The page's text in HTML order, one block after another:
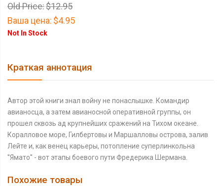
Old Price:$12.95
Ваша цена: $4.95
Not In Stock
Краткая аннотация
Автор этой книги знал войну не понаслышке. Командир
авианосца, а затем авианосной оперативной группы, он
прошел сквозь ад крупнейших сражений на Тихом океане.
Коралловое море, Гилбертовы и Маршалловы острова, залив
Лейте и, как венец карьеры, потопление суперлинкольна
''Ямато'' - вот этапы боевого пути Фредерика Шермана.
Похожие товары